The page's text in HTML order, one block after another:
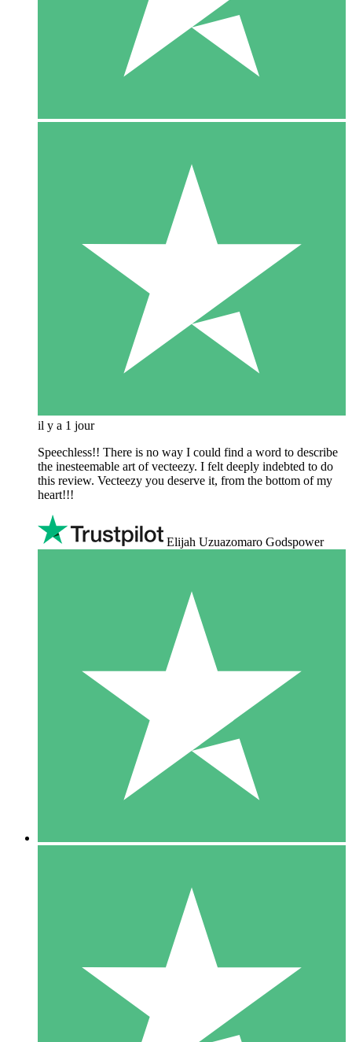
il y a 1 jour
Speechless!! There is no way I could find a word to describe
the inesteemable art of vecteezy. I felt deeply indebted to do
this review. Vecteezy you deserve it, from the bottom of my
heart!!!
Elijah Uzuazomaro Godspower